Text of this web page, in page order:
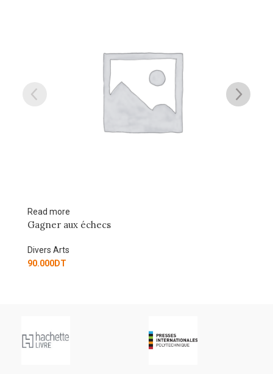
Read more
Gagner aux échecs
Divers Arts
90.000DT